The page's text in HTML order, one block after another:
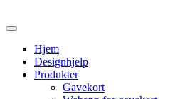
to
contentHjem
Designhjelp
Produkter
Gavekort